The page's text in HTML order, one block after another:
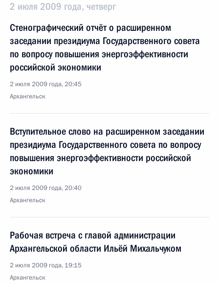
2 июля 2009 года, четверг
Стенографический отчёт о расширенном
заседании президиума Государственного совета
по вопросу повышения энергоэффективности
российской экономики
2 июля 2009 года, 20:45
Архангельск
Вступительное слово на расширенном заседании
президиума Государственного совета по вопросу
повышения энергоэффективности российской
экономики
2 июля 2009 года, 20:40
Архангельск
Рабочая встреча с главой администрации
Архангельской области Ильёй Михальчуком
2 июля 2009 года, 19:15
Архангельск